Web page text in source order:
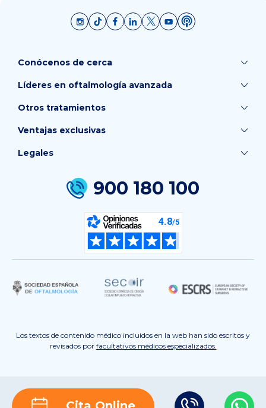
Conócenos de cerca
Líderes en oftalmología avanzada
Otros tratamientos
Ventajas exclusivas
900 180 100
Legales
Los textos de contenido médico incluidos en la web han sido escritos y
revisados por facultativos médicos especializados.